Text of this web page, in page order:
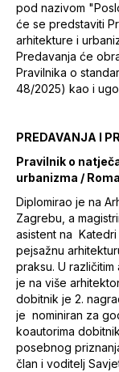
pod nazivom
će se predstaviti
arhitekture i
Predavanja će
Pravilnika o
48/2025) kao i
PREDAVANJA I
Pravilnik o
urbanizma /
Diplomirao je na
Zagrebu, a
asistent na
pejsažnu
praksu. U
je na više
dobitnik je 2.
je nominiran za
koautorima
posebnog
član i voditelj